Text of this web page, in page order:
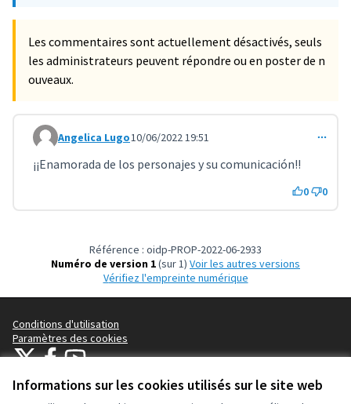
Informations sur les cookies utilisés sur le site web
Les commentaires sont actuellement désactivés, seuls
les administrateurs peuvent répondre ou en poster de n
ouveaux.
Commentaire 3211
Angelica Lugo10/06/2022 19:51
¡¡Enamorada de los personajes y su comunicación!!
0 0
Référence : oidp-PROP-2022-06-2933
Numéro de version 1(sur 1)
voir les autres versions
Vérifiez l'empreinte numérique
Conditions d'utilisation
Paramètres des cookies
OIDP sur X
(Lien externe)
OIDP sur Facebook
(Lien externe)
OIDP sur YouTube
(Lien externe)
Français
Choose languageChoisir la langueElegir el idioma